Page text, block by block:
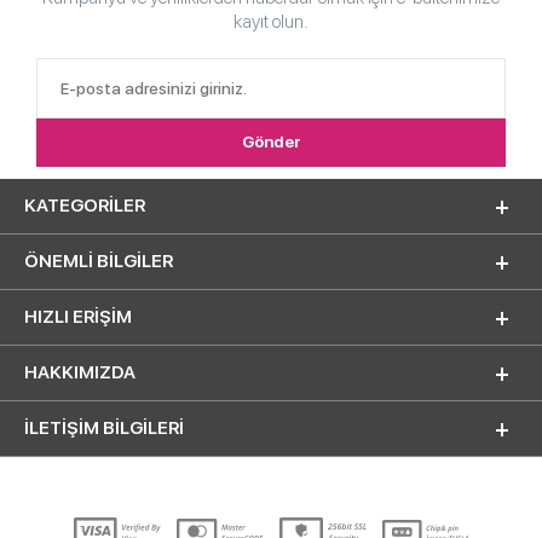
kayıt olun.
KATEGORILER
ÖNEMLI BILGILER
HIZLI ERIŞIM
HAKKIMIZDA
İLETİŞİM BİLGİLERİ